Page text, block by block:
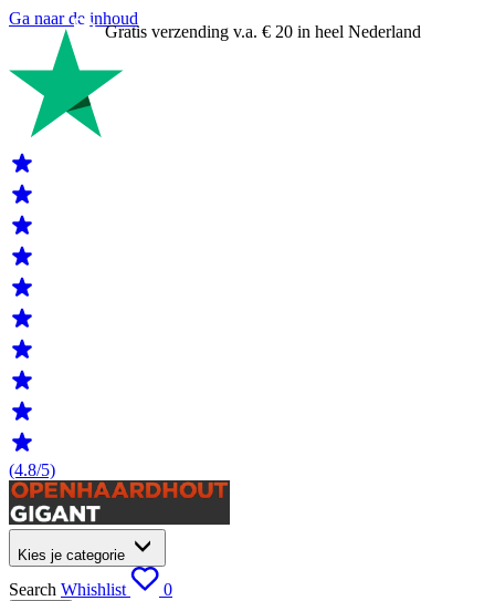
Ga naar de inhoud
Gratis verzending v.a. € 20 in heel Nederland
(4.8/5)
Kies je categorie
Search Whishlist 0